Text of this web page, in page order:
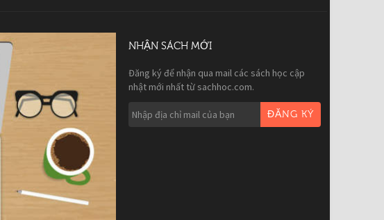
NHẬN SÁCH MỚI
Đăng ký để nhận qua mail các sách học cập
nhật mới nhất từ sachhoc.com.
ĐĂNG KÝ